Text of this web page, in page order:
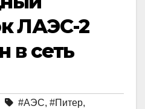
ЛАЭС-2
в сеть
#АЭС, #Питер,